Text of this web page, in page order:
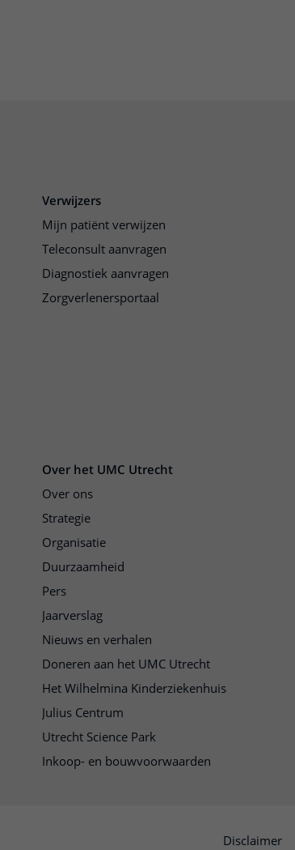
Verwijzers
Mijn patiënt verwijzen
Teleconsult aanvragen
Diagnostiek aanvragen
Zorgverlenersportaal
Over het UMC Utrecht
Over ons
Strategie
Organisatie
Duurzaamheid
Pers
Jaarverslag
Nieuws en verhalen
Doneren aan het UMC Utrecht
Het Wilhelmina Kinderziekenhuis
Julius Centrum
Utrecht Science Park
Inkoop- en bouwvoorwaarden
Disclaimer